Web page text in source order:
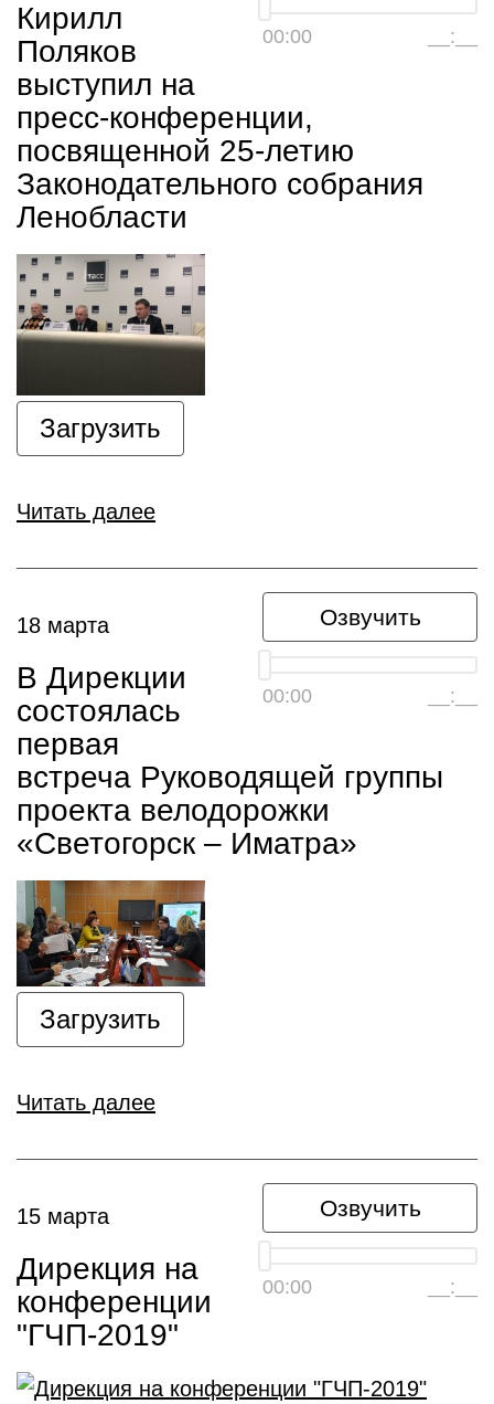
00:00 __:__
Кирилл
Поляков
выступил на
пресс-конференции,
посвященной 25-летию
Законодательного собрания
Ленобласти
Загрузить
Читать далее
Озвучить
00:00 __:__
18 марта
В Дирекции
состоялась
первая
встреча Руководящей группы
проекта велодорожки
«Светогорск – Иматра»
Загрузить
Читать далее
Озвучить
00:00 __:__
15 марта
Дирекция на
конференции
"ГЧП-2019"